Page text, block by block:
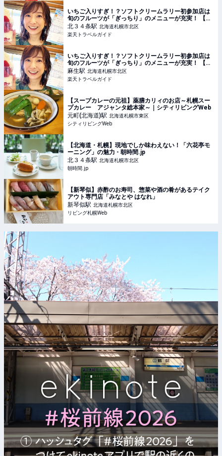
いちご入りすぎ！？ソフトクリームラリー初参加店は
旬のフルーツが「ぎっちり」のメニューが充実！ 【楽
天トラベル】
北３４条駅 北海道札幌市北区
楽天トラベルガイド
いちご入りすぎ！？ソフトクリームラリー初参加店は
旬のフルーツが「ぎっちり」のメニューが充実！ 【楽
天トラベル】
麻生駅 北海道札幌市北区
楽天トラベルガイド
【スープカレーの元祖】薬膳カリィのお店～札幌スー
プカレー アジャンタ総本家～｜シティリビングWeb
元町(北海道)駅 北海道札幌市東区
シティリビングWeb
【北海道・札幌】現地でしか味わえない！「六花亭モ
ーニング」の魅力 - 朝時間.jp
北３４条駅 北海道札幌市北区
朝時間.jp
【新琴似】赤酢のお寿司、惣菜や酒の肴があるテイク
アウト専門店「みなとや はなれ」
新琴似駅 北海道札幌市北区
リビング札幌Web